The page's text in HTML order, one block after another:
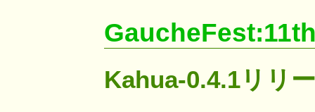
Kahua-0.4.1リリ